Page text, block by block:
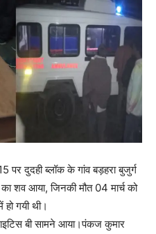
पर दुदही ब्लॉक के गांव बड़हरा बुजुर्ग
शव आया, जिनकी मौत 04 मार्च को
गयी थी।
बी सामने आया।पंकज कुमार